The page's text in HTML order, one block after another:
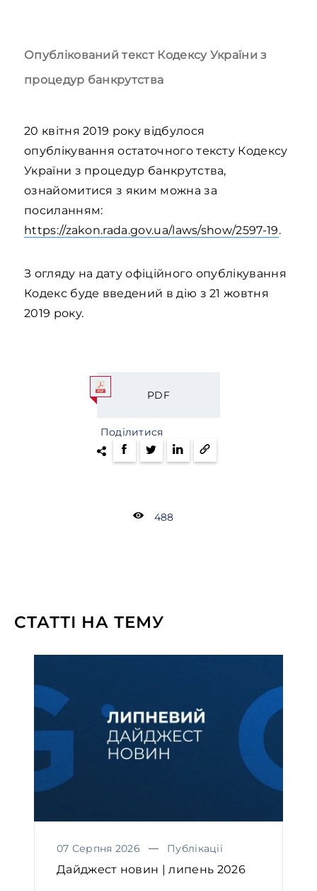
Опублікований текст Кодексу України з
процедур банкрутства
20 квітня 2019 року відбулося
опублікування остаточного тексту Кодексу
України з процедур банкрутства,
ознайомитися з яким можна за
посиланням:
https://zakon.rada.gov.ua/laws/show/2597-19.
З огляду на дату офіційного опублікування
Кодекс буде введений в дію з 21 жовтня
2019 року.
PDF
Поділитися
488
СТАТТІ НА ТЕМУ
07 Серпня 2026 Публікації
Дайджест новин | липень 2026